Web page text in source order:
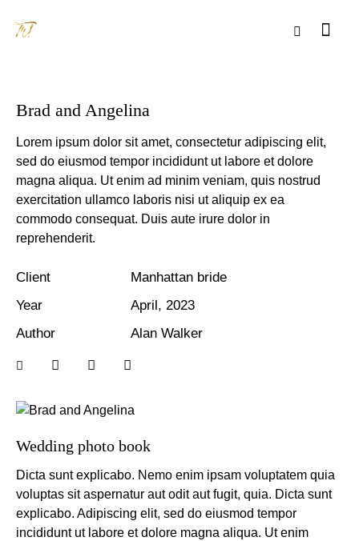
Brad and Angelina
Wedding photo book
Dicta sunt explicabo. Nemo enim ipsam voluptatem quia
voluptas sit aspernatur aut odit aut fugit, quia. Dicta sunt
explicabo. Adipiscing elit, sed do eiusmod tempor
incididunt ut labore et dolore magna aliqua. Ut enim
Lorem ipsum dolor sit amet, consectetur adipiscing elit,
sed do eiusmod tempor incididunt ut labore et dolore
magna aliqua. Ut enim ad minim veniam, quis nostrud
exercitation ullamco laboris nisi ut aliquip ex ea
commodo consequat. Duis aute irure dolor in
reprehenderit.
Client
Manhattan bride
Year
April, 2023
Author
Alan Walker